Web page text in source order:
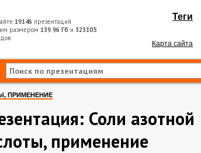
19146 презентаций
размером 139.96 Гб и 323105
Теги
Карта сайта
ПРИМЕНЕНИЕ
Соли азотной
применение